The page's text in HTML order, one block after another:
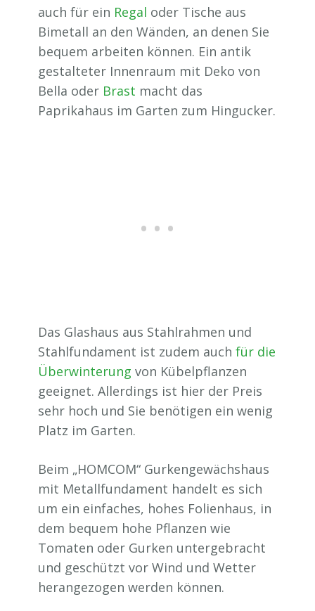
auch für ein Regal oder Tische aus
Bimetall an den Wänden, an denen Sie
bequem arbeiten können. Ein antik
gestalteter Innenraum mit Deko von
Bella oder Brast macht das
Paprikahaus im Garten zum Hingucker.
Das Glashaus aus Stahlrahmen und
Stahlfundament ist zudem auch für die
Überwinterung von Kübelpflanzen
geeignet. Allerdings ist hier der Preis
sehr hoch und Sie benötigen ein wenig
Platz im Garten.
Beim „HOMCOM“ Gurkengewächshaus
mit Metallfundament handelt es sich
um ein einfaches, hohes Folienhaus, in
dem bequem hohe Pflanzen wie
Tomaten oder Gurken untergebracht
und geschützt vor Wind und Wetter
herangezogen werden können.